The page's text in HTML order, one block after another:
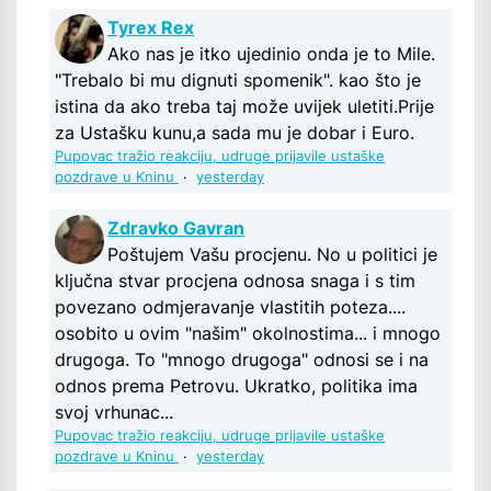
Tyrex Rex
Ako nas je itko ujedinio onda je to Mile.
"Trebalo bi mu dignuti spomenik". kao što je
istina da ako treba taj može uvijek uletiti.Prije
za Ustašku kunu,a sada mu je dobar i Euro.
Pupovac tražio reakciju, udruge prijavile ustaške
pozdrave u Kninu
· yesterday
Zdravko Gavran
Poštujem Vašu procjenu. No u politici je
ključna stvar procjena odnosa snaga i s tim
povezano odmjeravanje vlastitih poteza....
osobito u ovim "našim" okolnostima... i mnogo
drugoga. To "mnogo drugoga" odnosi se i na
odnos prema Petrovu. Ukratko, politika ima
svoj vrhunac...
Pupovac tražio reakciju, udruge prijavile ustaške
pozdrave u Kninu
· yesterday